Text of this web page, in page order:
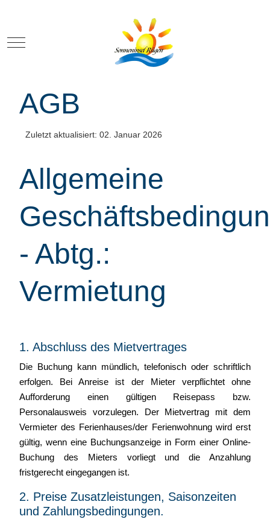
Mobile Menu Toggle
AGB
Zuletzt aktualisiert: 02. Januar 2026
Allgemeine
- Abtg.:
Vermietung
1. Abschluss des Mietvertrages
Die Buchung kann mündlich, telefonisch oder schriftlich
erfolgen. Bei Anreise ist der Mieter verpflichtet ohne
Aufforderung einen gültigen Reisepass bzw.
Personalausweis vorzulegen. Der Mietvertrag mit dem
Vermieter des Ferienhauses/der Ferienwohnung wird erst
gültig, wenn eine Buchungsanzeige in Form einer Online-
Buchung des Mieters vorliegt und die Anzahlung
fristgerecht eingegangen ist.
2. Preise Zusatzleistungen, Saisonzeiten
und Zahlungsbedingungen.